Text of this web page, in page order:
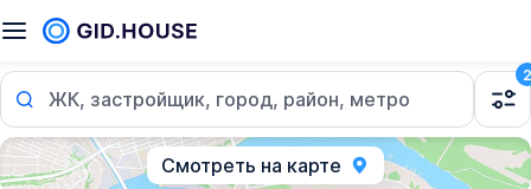
ЖК, застройщик, город, район, метро
2
Смотреть на карте